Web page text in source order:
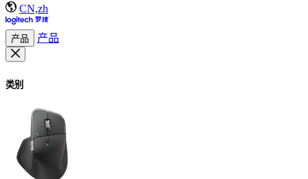
CN,zh
产品 产品
类别